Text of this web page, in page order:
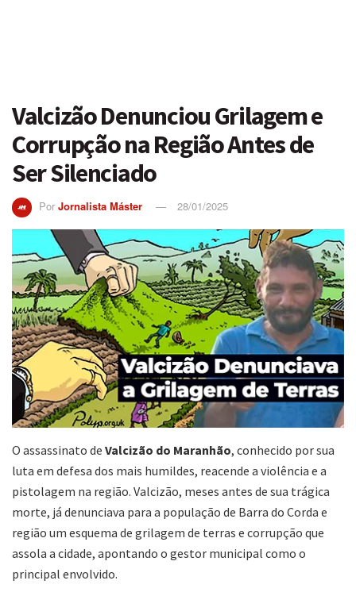
Valcizão Denunciou Grilagem e
Corrupção na Região Antes de
Ser Silenciado
Por Jornalista Máster 28/01/2025
O assassinato de Valcizão do Maranhão, conhecido por sua
luta em defesa dos mais humildes, reacende a violência e a
pistolagem na região. Valcizão, meses antes de sua trágica
morte, já denunciava para a população de Barra do Corda e
região um esquema de grilagem de terras e corrupção que
assola a cidade, apontando o gestor municipal como o
principal envolvido.